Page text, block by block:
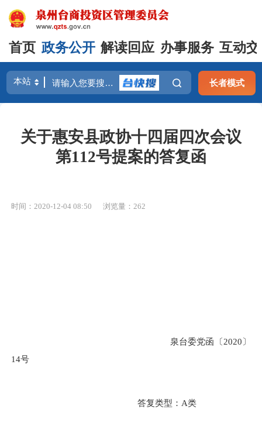
首页 政务公开 解读回应 办事服务 互动
长者模式
关于惠安县政协十四届四次会议
第112号提案的答复函
时间：2020-12-04 08:50 浏览量： 262
泉台委党函〔2020 〕
14号
答复类型： A类